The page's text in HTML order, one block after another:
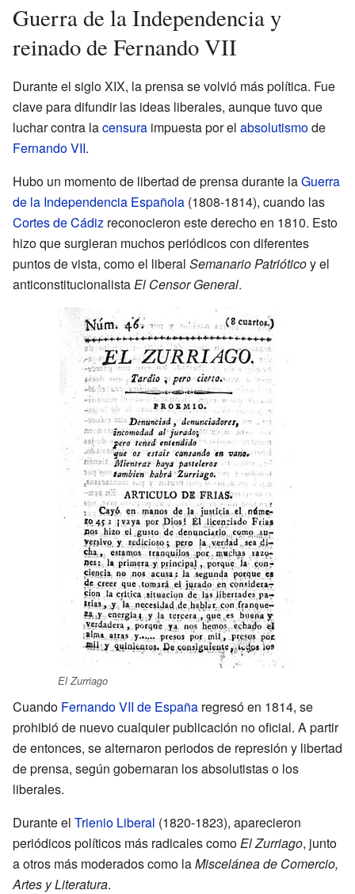
Guerra de la Independencia y
reinado de Fernando VII
Durante el siglo XIX, la prensa se volvió más política. Fue
clave para difundir las ideas liberales, aunque tuvo que
luchar contra lacensura impuesta por el absolutismode
Fernando VII.
Hubo un momento de libertad de prensa durante laGuerra
de la Independencia Española (1808-1814), cuando las
Cortes de Cádiz reconocieron este derecho en 1810. Esto
hizo que surgieran muchos periódicos con diferentes
puntos de vista, como el liberal Semanario Patrióticoy el
anticonstitucionalistaEl Censor General.
El Zurriago
Cuando Fernando VII de España regresó en 1814, se
prohibió de nuevo cualquier publicación no oficial. A partir
de entonces, se alternaron periodos de represión y libertad
de prensa, según gobernaran los absolutistas o los
liberales.
Durante el Trienio Liberal (1820-1823), aparecieron
periódicos políticos más radicales comoEl Zurriago, junto
a otros más moderados como laMiscelánea de Comercio,
Artes y Literatura.